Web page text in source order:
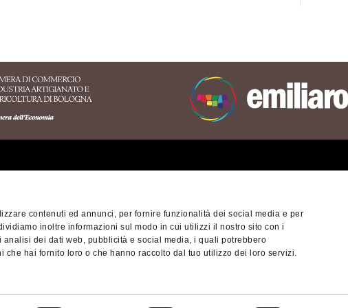
contenuti ed annunci, per fornire funzionalità dei social media e per
inoltre informazioni sul modo in cui utilizzi il nostro sito con i
analisi dei dati web, pubblicità e social media, i quali potrebbero
che hai fornito loro o che hanno raccolto dal tuo utilizzo dei loro servizi.
interregional park Sasso Simone
over the high ridges of the Cisa
boundless views and high-altitude
Lago Santo), then descend
Also truly unmissable are the
the paths ofAlpe di Monghidoro.
spent in mountain huts, the best
area
Modena Tourist
Privacy policy
© Città metropolitana di
051